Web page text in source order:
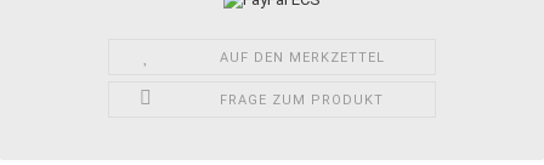
AUF DEN MERKZETTEL
FRAGE ZUM PRODUKT